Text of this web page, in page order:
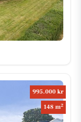
995.000 kr
148 m2